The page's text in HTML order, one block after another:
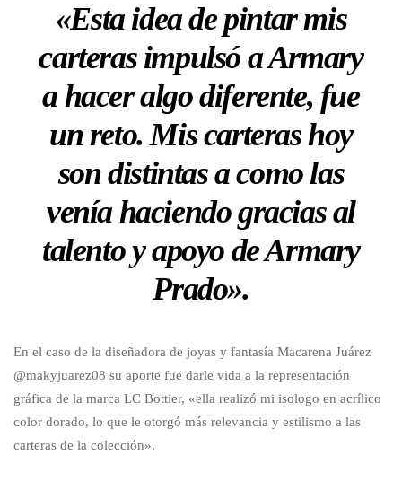
«Esta idea de pintar mis
carteras impulsó a Armary
a hacer algo diferente, fue
un reto. Mis carteras hoy
son distintas a como las
venía haciendo gracias al
talento y apoyo de Armary
Prado».
En el caso de la diseñadora de joyas y fantasía Macarena Juárez
@makyjuarez08 su aporte fue darle vida a la representación
gráfica de la marca LC Bottier, «ella realizó mi isologo en acrílico
color dorado, lo que le otorgó más relevancia y estilismo a las
carteras de la colección».